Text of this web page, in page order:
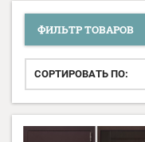
ФИЛЬТР ТОВАРОВ
СОРТИРОВАТЬ ПО: